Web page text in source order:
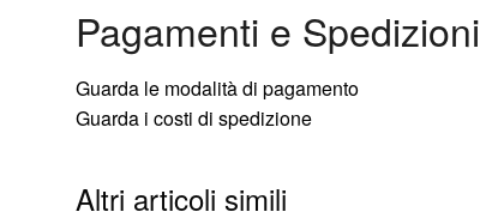
Pagamenti e Spedizioni
Guarda le modalità di pagamento
Guarda i costi di spedizione
Altri articoli simili